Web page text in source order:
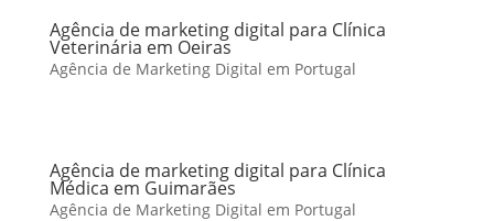
Agência de marketing digital para Clínica
Veterinária em Oeiras
Agência de Marketing Digital em Portugal
Agência de marketing digital para Clínica
Médica em Guimarães
Agência de Marketing Digital em Portugal